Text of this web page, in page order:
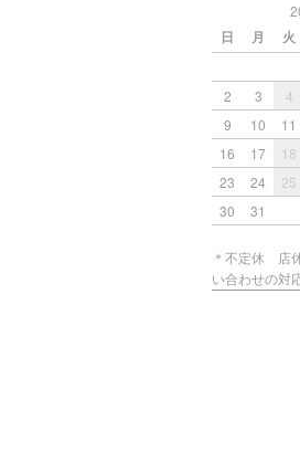
日 月 火
2
3 4
9
10 11
16
17 18
23
24 25
30
31
＊不定休 店
い合わせの対